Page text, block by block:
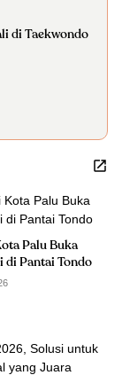
di Taekwondo
Palu Buka
di Pantai Tondo